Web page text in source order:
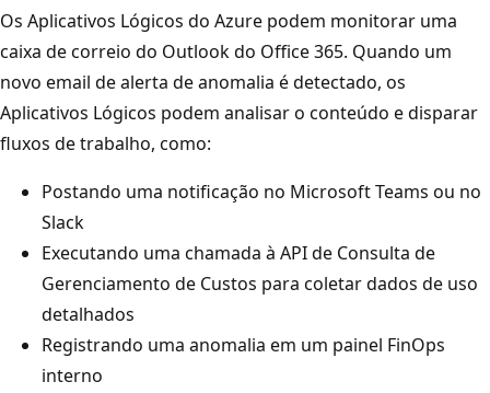
Os Aplicativos Lógicos do Azure podem monitorar uma
caixa de correio do Outlook do Office 365. Quando um
novo email de alerta de anomalia é detectado, os
Aplicativos Lógicos podem analisar o conteúdo e disparar
fluxos de trabalho, como:
Postando uma notificação no Microsoft Teams ou no
Slack
Executando uma chamada à API de Consulta de
Gerenciamento de Custos para coletar dados de uso
detalhados
Registrando uma anomalia em um painel FinOps
interno